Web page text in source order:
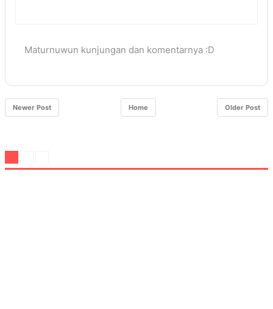
Maturnuwun kunjungan dan komentarnya :D
Newer Post Older Post
Home